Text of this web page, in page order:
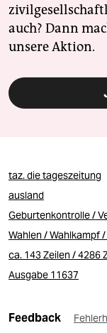
auch? Dann
unsere Aktion.
taz. die tageszeitung
ausland
Geburtenkontrolle /
Wahlen / Wahlkampf
ca. 143 Zeilen / 4286
Ausgabe 11637
Feedback